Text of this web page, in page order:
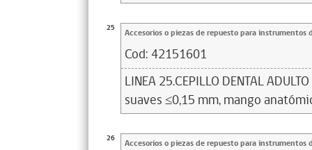
25 Accesorios o piezas de repuesto para instrumentos
Cod: 42151601
LINEA 25.CEPILLO DENTAL
suaves ≤0,15 mm, mango
26 Accesorios o piezas de repuesto para instrumentos